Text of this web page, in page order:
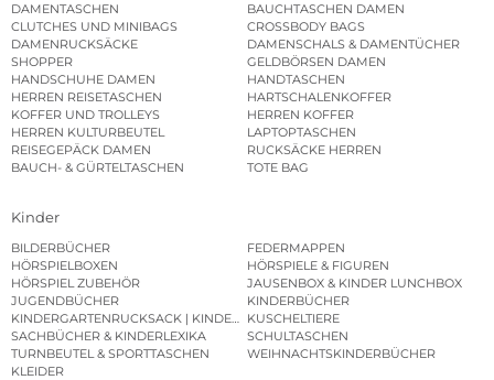
DAMENTASCHEN
BAUCHTASCHEN DAMEN
CLUTCHES UND MINIBAGS
CROSSBODY BAGS
DAMENRUCKSÄCKE
DAMENSCHALS & DAMENTÜCHER
SHOPPER
GELDBÖRSEN DAMEN
HANDSCHUHE DAMEN
HANDTASCHEN
HERREN REISETASCHEN
HARTSCHALENKOFFER
KOFFER UND TROLLEYS
HERREN KOFFER
HERREN KULTURBEUTEL
LAPTOPTASCHEN
REISEGEPÄCK DAMEN
RUCKSÄCKE HERREN
BAUCH- & GÜRTELTASCHEN
TOTE BAG
Kinder
BILDERBÜCHER
FEDERMAPPEN
HÖRSPIELBOXEN
HÖRSPIELE & FIGUREN
HÖRSPIEL ZUBEHÖR
JAUSENBOX & KINDER LUNCHBOX
JUGENDBÜCHER
KINDERBÜCHER
KINDERGARTENRUCKSACK | KINDERGARTENBEUTEL
KUSCHELTIERE
SACHBÜCHER & KINDERLEXIKA
SCHULTASCHEN
TURNBEUTEL & SPORTTASCHEN
WEIHNACHTSKINDERBÜCHER
KLEIDER